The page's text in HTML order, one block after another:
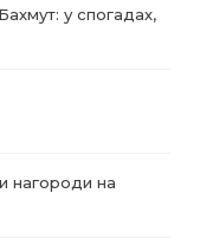
у спогадах,
нагороди на